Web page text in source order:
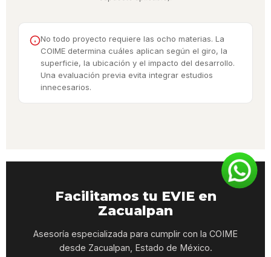
No todo proyecto requiere las ocho materias. La
COIME determina cuáles aplican según el giro, la
superficie, la ubicación y el impacto del desarrollo.
Una evaluación previa evita integrar estudios
innecesarios.
Facilitamos tu EVIE en
Zacualpan
Asesoría especializada para cumplir con la COIME
desde Zacualpan, Estado de México.